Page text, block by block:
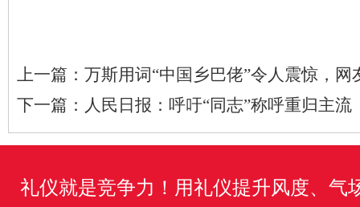
上一篇： 万斯用词“中国乡巴佬”令人震惊，网
下一篇： 人民日报：呼吁“同志”称呼重归主流
礼仪就是竞争力！用礼仪提升风度、气